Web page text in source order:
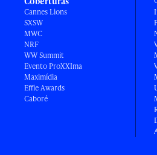
Cannes Lions
SXSW
MWC
NRF
WW Summit
Evento ProXXIma
Maximídia
Effie Awards
Caboré